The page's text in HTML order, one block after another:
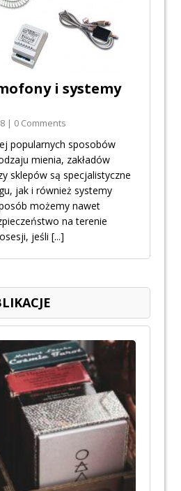
i systemy
| 0 Comments
popularnych sposobów
mienia, zakładów
sklepów są specjalistyczne
jak i również systemy
możemy nawet
na terenie
jeśli [...]